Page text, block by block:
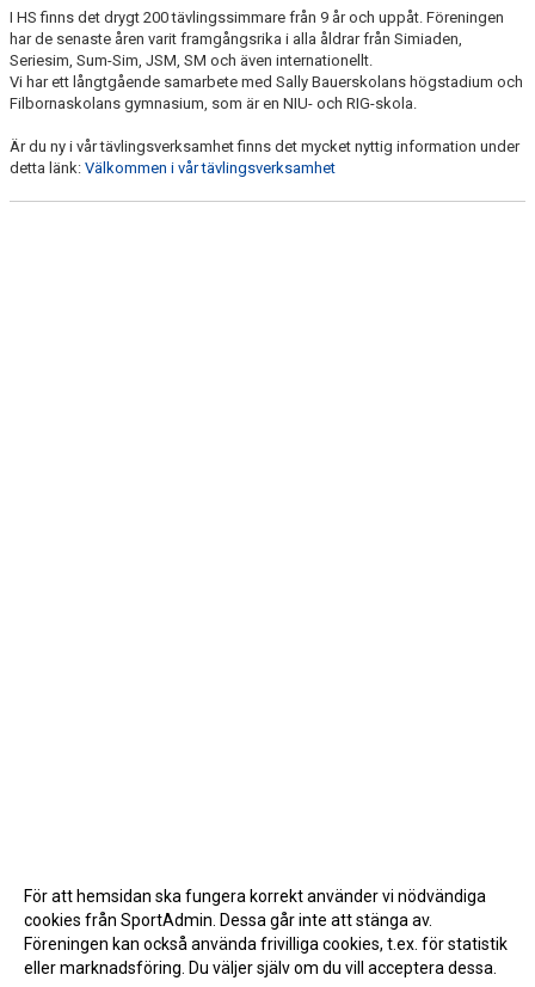
I HS finns det drygt 200 tävlingssimmare från 9 år och uppåt. Föreningen
har de senaste åren varit framgångsrika i alla åldrar från Simiaden,
Seriesim, Sum-Sim, JSM, SM och även internationellt.
Vi har ett långtgående samarbete med Sally Bauerskolans högstadium och
Filbornaskolans gymnasium, som är en NIU- och RIG-skola.
Är du ny i vår tävlingsverksamhet finns det mycket nyttig information under
detta länk: Välkommen i vår tävlingsverksamhet
För att hemsidan ska fungera korrekt använder vi nödvändiga
cookies från SportAdmin. Dessa går inte att stänga av.
Föreningen kan också använda frivilliga cookies, t.ex. för statistik
eller marknadsföring. Du väljer själv om du vill acceptera dessa.